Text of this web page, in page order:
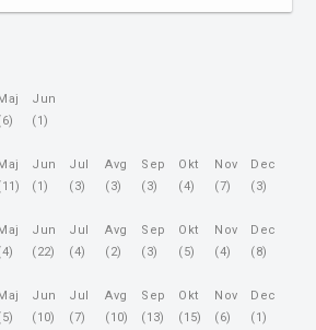
Jun
(1)
Jun
(1)
Jul
(3)
Avg
(3)
Sep
(3)
Okt
(4)
Nov
(7)
Dec
(3)
Jun
(22)
Jul
(4)
Avg
(2)
Sep
(3)
Okt
(5)
Nov
(4)
Dec
(8)
Jun
(10)
Jul
(7)
Avg
(10)
Sep
(13)
Okt
(15)
Nov
(6)
Dec
(1)